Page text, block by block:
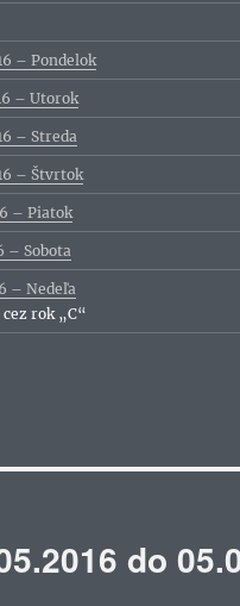
– Pondelok
– Utorok
– Streda
– Štvrtok
– Piatok
– Sobota
– Nedeľa
cez rok „C“
do